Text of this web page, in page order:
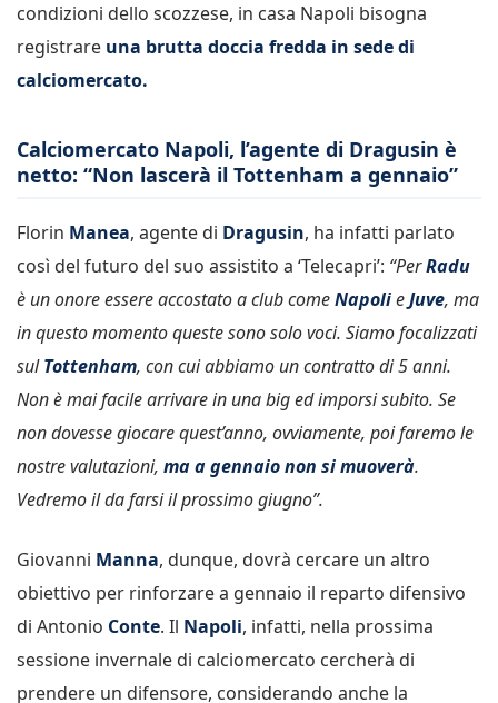
condizioni dello scozzese, in casa Napoli bisogna
registrare una brutta doccia fredda in sede di
calciomercato.
Calciomercato Napoli, l’agente di Dragusin è
netto: “Non lascerà il Tottenham a gennaio”
Florin Manea, agente di Dragusin, ha infatti parlato
così del futuro del suo assistito a ‘Telecapri’: “PerRadu
è un onore essere accostato a club comeNapolieJuve, ma
in questo momento queste sono solo voci. Siamo focalizzati
sulTottenham, con cui abbiamo un contratto di 5 anni.
Non è mai facile arrivare in una big ed imporsi subito. Se
non dovesse giocare quest’anno, ovviamente, poi faremo le
nostre valutazioni, ma a gennaio non si muoverà.
Vedremo il da farsi il prossimo giugno”.
Giovanni Manna, dunque, dovrà cercare un altro
obiettivo per rinforzare a gennaio il reparto difensivo
di Antonio Conte. Il Napoli, infatti, nella prossima
sessione invernale di calciomercato cercherà di
prendere un difensore, considerando anche la